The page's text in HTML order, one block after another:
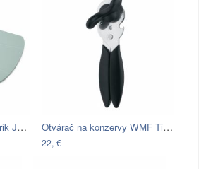
Sivomodrý skladací lopárik Josoph… Otvárač na konzervy WMF Tin Up, dĺžka…
22,-€